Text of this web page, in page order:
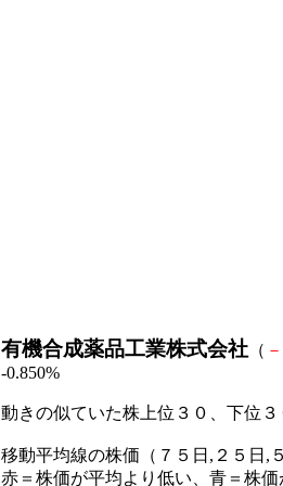
有機合成薬品工業株式会社 （ －
-0.850%
動きの似ていた株上位３０、下位３
移動平均線の株価（７５日,２５日,
赤＝株価が平均より低い、青＝株